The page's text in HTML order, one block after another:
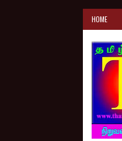
HOME